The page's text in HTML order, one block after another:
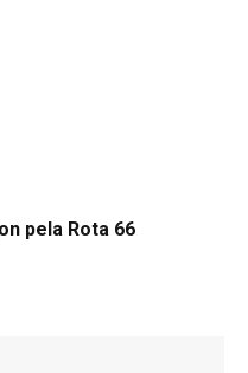
pela Rota 66